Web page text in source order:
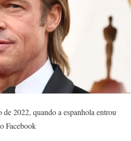
2022, quando a espanhola entrou
Facebook